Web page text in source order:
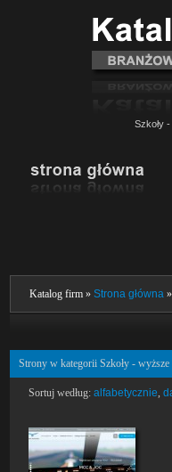
Szkoły
Katalog firm »Strona główna »
Strony w kategorii Szkoły -
Sortuj według:alfabetycznie,